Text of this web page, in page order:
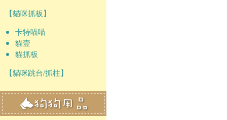
【貓咪抓板】
卡特喵喵
貓壹
貓抓板
【貓咪跳台/抓柱】